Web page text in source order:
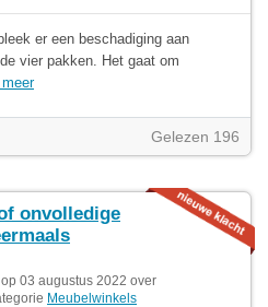
er een beschadiging aan
vier pakken. Het gaat om
Gelezen 196
onvolledige
03 augustus 2022 over
Meubelwinkels